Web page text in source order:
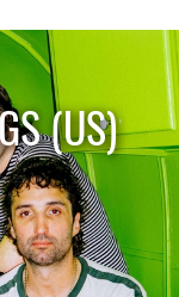
(US)